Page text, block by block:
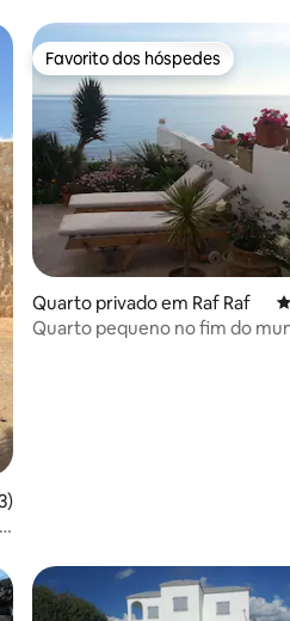
média de 4,98 em 5 estrelas,
Favorito dos hóspedes
Favorito dos hóspedes
Quarto privado em Raf Raf
Quarto pequeno no fim do